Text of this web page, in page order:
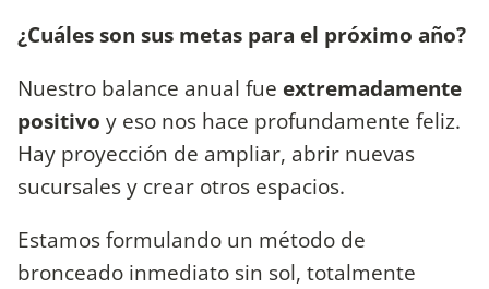
¿Cuáles son sus metas para el próximo año?
Nuestro balance anual fue extremadamente
positivo y eso nos hace profundamente feliz.
Hay proyección de ampliar, abrir nuevas
sucursales y crear otros espacios.
Estamos formulando un método de
bronceado inmediato sin sol, totalmente